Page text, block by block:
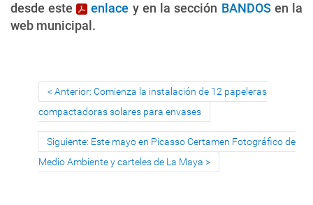
desde este
enlace y en la sección BANDOSen la
web municipal.
Anterior: Comienza la instalación de 12 papeleras
compactadoras solares para envases
Siguiente: Este mayo en Picasso Certamen Fotográfico de
Medio Ambiente y carteles de La Maya